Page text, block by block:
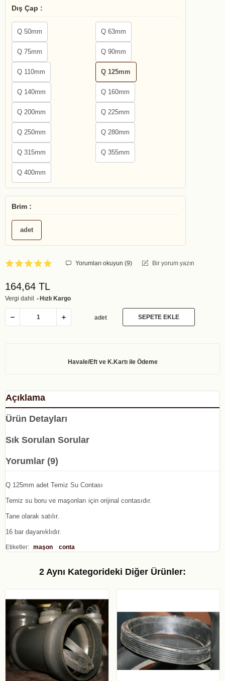
Dış Çap :
Q 50mm Q 63mm
Q 75mm Q 90mm
Q 110mm Q 125mm
Q 140mm Q 160mm
Q 200mm Q 225mm
Q 250mm Q 280mm
Q 315mm Q 355mm
Q 400mm
Brim :
adet
Yorumları okuyun (9) Bir yorum yazın
164,64 TL
Vergi dahil Hızlı Kargo
adet SEPETE EKLE
Açıklama
Ürün Detayları
Sık Sorulan Sorular
Yorumlar (9)
Q 125mm adet Temiz Su Contası
Temiz su boru ve maşonları için orijinal contasıdır.
Tane olarak satılır.
16 bar dayanıklıdır.
Etiketler: maşon conta
2 Aynı Kategorideki Diğer Ürünler: